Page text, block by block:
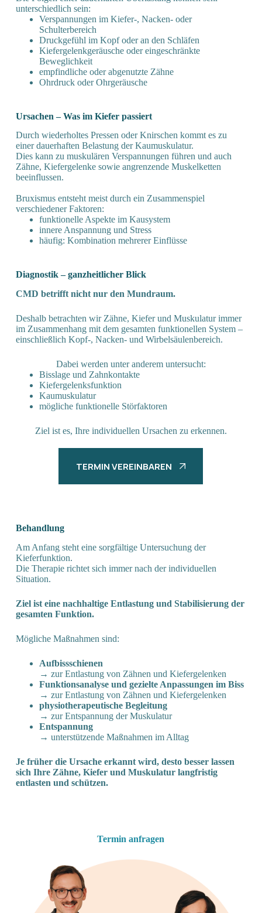
unterschiedlich sein:
Verspannungen im Kiefer-, Nacken- oder
Schulterbereich
Druckgefühl im Kopf oder an den Schläfen
Kiefergelenkgeräusche oder eingeschränkte
Beweglichkeit
empfindliche oder abgenutzte Zähne
Ohrdruck oder Ohrgeräusche
Ursachen – Was im Kiefer passiert
Durch wiederholtes Pressen oder Knirschen kommt es zu
einer dauerhaften Belastung der Kaumuskulatur.
Dies kann zu muskulären Verspannungen führen und auch
Zähne, Kiefergelenke sowie angrenzende Muskelketten
beeinflussen.
Bruxismus entsteht meist durch ein Zusammenspiel
verschiedener Faktoren:
funktionelle Aspekte im Kausystem
innere Anspannung und Stress
häufig: Kombination mehrerer Einflüsse
Diagnostik – ganzheitlicher Blick
CMD betrifft nicht nur den Mundraum.
Deshalb betrachten wir Zähne, Kiefer und Muskulatur immer
im Zusammenhang mit dem gesamten funktionellen System –
einschließlich Kopf-, Nacken- und Wirbelsäulenbereich.
Dabei werden unter anderem untersucht:
Bisslage und Zahnkontakte
Kiefergelenksfunktion
Kaumuskulatur
mögliche funktionelle Störfaktoren
Ziel ist es, Ihre individuellen Ursachen zu erkennen.
TERMIN VEREINBAREN
Behandlung
Am Anfang steht eine sorgfältige Untersuchung der
Kieferfunktion.
Die Therapie richtet sich immer nach der individuellen
Situation.
Ziel ist eine nachhaltige Entlastung und Stabilisierung der
gesamten Funktion.
Mögliche Maßnahmen sind:
Aufbissschienen
→ zur Entlastung von Zähnen und Kiefergelenken
Funktionsanalyseund gezielte Anpassungen im Biss
→ zur Entlastung von Zähnen und Kiefergelenken
physiotherapeutische Begleitung
→ zur Entspannung der Muskulatur
Entspannung
→ unterstützende Maßnahmen im Alltag
Je früher die Ursache erkannt wird, desto besser lassen
sich Ihre Zähne, Kiefer und Muskulatur langfristig
entlasten und schützen.
Termin anfragen